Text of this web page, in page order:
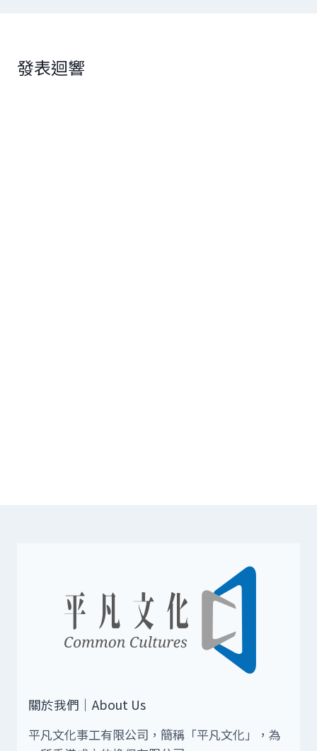
發表迴響
關於我們｜About Us
平凡文化事工有限公司，簡稱「平凡文化」，為